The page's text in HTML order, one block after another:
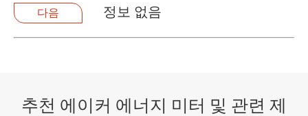
다음 정보 없음
추천 에이커 에너지 미터 및 관련 제